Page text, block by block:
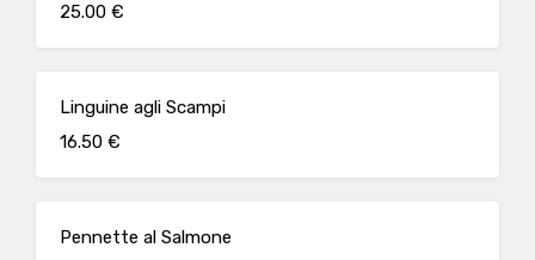
25.00 €
Linguine agli Scampi
16.50 €
Pennette al Salmone